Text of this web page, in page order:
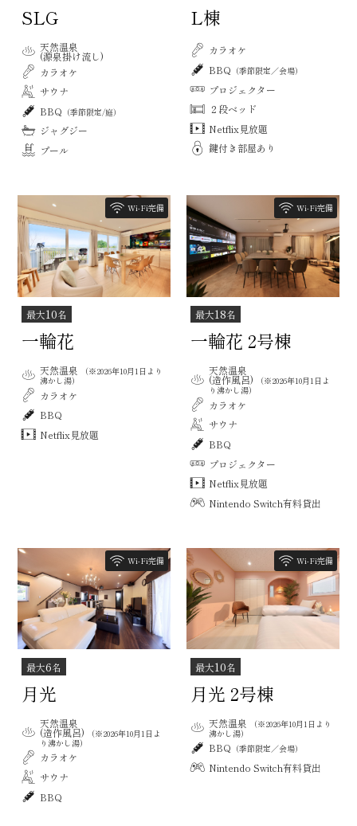
SLG
天然温泉
(源泉掛け流し)
カラオケ
サウナ
BBQ （季節限定/庭）
ジャグジー
プール
L棟
カラオケ
BBQ （季節限定／会場）
プロジェクター
２段ベッド
Netflix見放題
鍵付き部屋あり
Wi-Fi完備
最大10名
一輪花
天然温泉
（※2026年10月1日より
沸かし湯）
カラオケ
BBQ
Netflix見放題
Wi-Fi完備
最大18名
一輪花 2号棟
天然温泉
(造作風呂)
（※2026年10月1日よ
り沸かし湯）
カラオケ
サウナ
BBQ
プロジェクター
Netflix見放題
Nintendo Switch有料貸出
Wi-Fi完備
最大6名
月光
天然温泉
(造作風呂)
（※2026年10月1日よ
り沸かし湯）
カラオケ
サウナ
BBQ
Wi-Fi完備
最大10名
月光 2号棟
天然温泉
（※2026年10月1日より
沸かし湯）
BBQ （季節限定／会場）
Nintendo Switch有料貸出